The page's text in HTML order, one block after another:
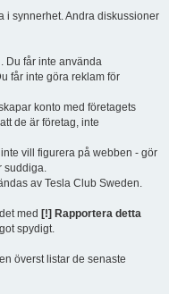
i synnerhet. Andra diskussioner
Du får inte använda
får inte göra reklam för
konto med företagets
de är företag, inte
vill figurera på webben - gör
suddiga.
av Tesla Club Sweden.
med [!] Rapportera detta
spydigt.
överst listar de senaste